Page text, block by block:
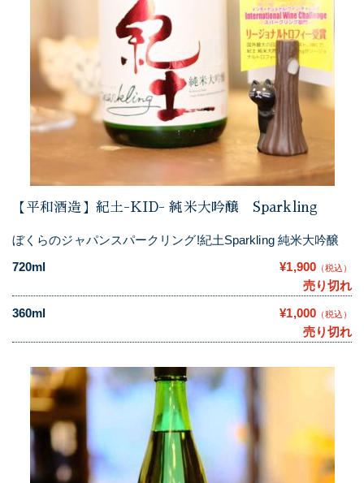
【平和酒造】紀土-KID- 純米大吟醸 Sparkling
ぼくらのジャパンスパークリング!紀土Sparkling 純米大吟醸
720ml
¥1,900 （税込）
売り切れ
360ml
¥1,000 （税込）
売り切れ